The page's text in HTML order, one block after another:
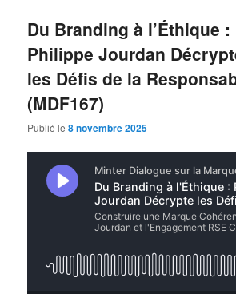
Du Branding à l’Éthique :
Philippe Jourdan
les Défis de la
(MDF167)
Publié le8 novembre 2025